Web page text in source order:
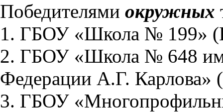
Победителями окружных
1. ГБОУ «Школа № 199»
2. ГБОУ «Школа № 648
Федерации А.Г.
3. ГБОУ